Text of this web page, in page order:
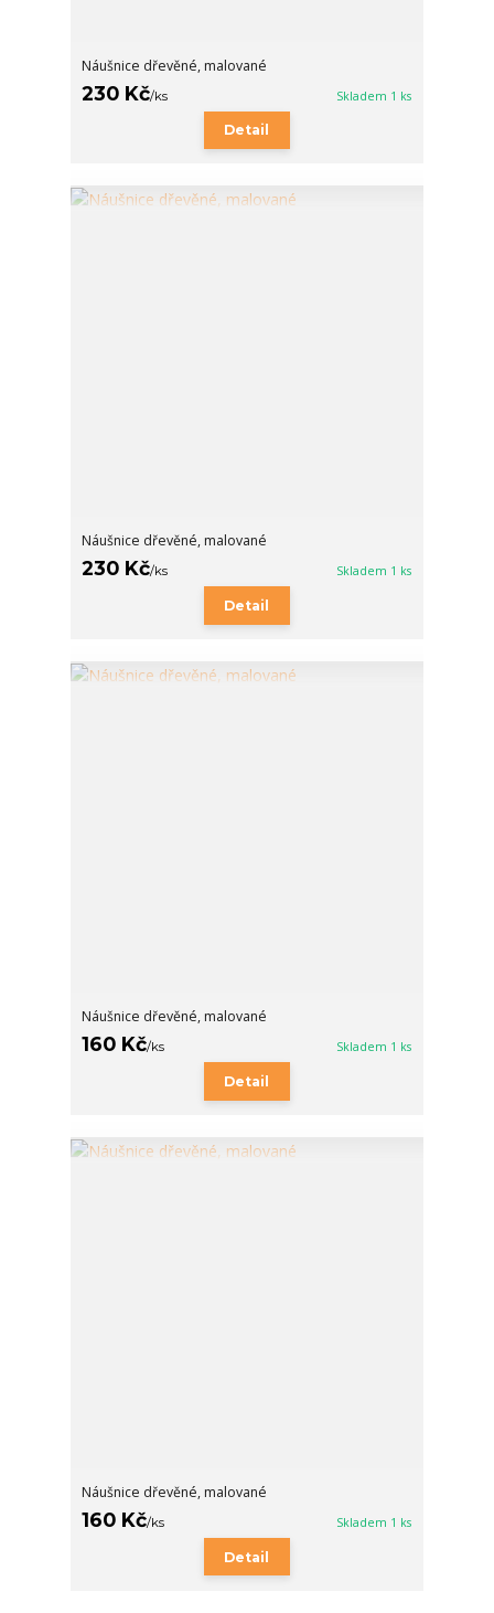
Náušnice dřevěné, malované
230 Kč/ks Skladem 1 ks
Detail
Náušnice dřevěné, malované
230 Kč/ks Skladem 1 ks
Detail
Náušnice dřevěné, malované
160 Kč/ks Skladem 1 ks
Detail
Náušnice dřevěné, malované
160 Kč/ks Skladem 1 ks
Detail